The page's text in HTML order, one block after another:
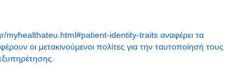
identity-traits αναφέρει τα
οι μετακινούμενοι πολίτες για την ταυτοποίησή τους